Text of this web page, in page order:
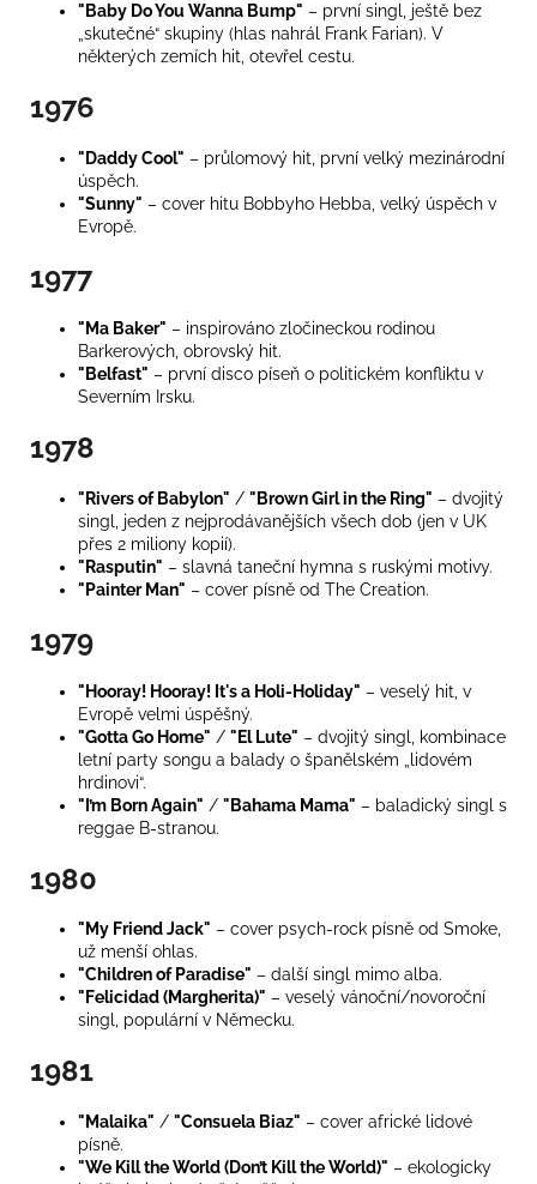
"Baby Do You Wanna Bump" – první singl, ještě bez
„skutečné“ skupiny (hlas nahrál Frank Farian). V
některých zemích hit, otevřel cestu.
1976
"Daddy Cool" – průlomový hit, první velký mezinárodní
úspěch.
"Sunny" – cover hitu Bobbyho Hebba, velký úspěch v
Evropě.
1977
"Ma Baker" – inspirováno zločineckou rodinou
Barkerových, obrovský hit.
"Belfast" – první disco píseň o politickém konfliktu v
Severním Irsku.
1978
"Rivers of Babylon" / "Brown Girl in the Ring" – dvojitý
singl, jeden z nejprodávanějších všech dob (jen v UK
přes 2 miliony kopií).
"Rasputin" – slavná taneční hymna s ruskými motivy.
"Painter Man" – cover písně od The Creation.
1979
"Hooray! Hooray! It's a Holi-Holiday" – veselý hit, v
Evropě velmi úspěšný.
"Gotta Go Home" / "El Lute" – dvojitý singl, kombinace
letní party songu a balady o španělském „lidovém
hrdinovi“.
"I’m Born Again" / "Bahama Mama" – baladický singl s
reggae B-stranou.
1980
"My Friend Jack" – cover psych-rock písně od Smoke,
už menší ohlas.
"Children of Paradise" – další singl mimo alba.
"Felicidad (Margherita)" – veselý vánoční/novoroční
singl, populární v Německu.
1981
"Malaika" / "Consuela Biaz" – cover africké lidové
písně.
"We Kill the World (Don’t Kill the World)" – ekologicky